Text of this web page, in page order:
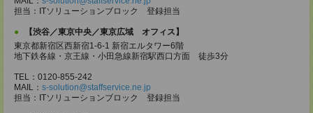
担当：ITソリューションブロック 登録担当
【渋谷／東京中央／東京広域 オフィス】
東京都新宿区西新宿1-6-1 新宿エルタワー6階
地下鉄各線・京王線・小田急線新宿駅西口方面 徒歩3分
TEL：0120-855-242
MAIL： s-solution@staffservice.ne.jp
担当：ITソリューションブロック 登録担当